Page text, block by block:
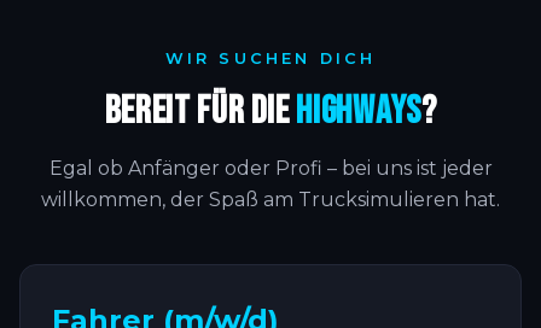
WIR SUCHEN DICH
Bereit für dieHighways?
Egal ob Anfänger oder Profi – bei uns ist jeder
willkommen, der Spaß am Trucksimulieren hat.
Fahrer (m/w/d)